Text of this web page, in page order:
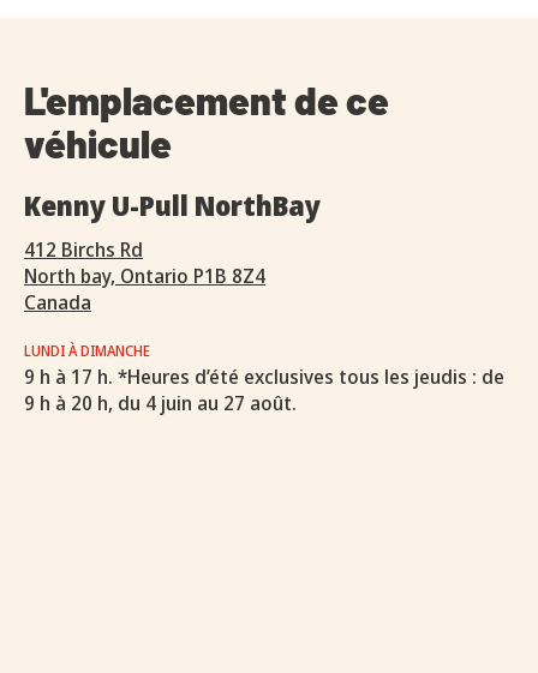
L'emplacement de ce
véhicule
Kenny U-Pull NorthBay
412 Birchs Rd
North bay, Ontario P1B 8Z4
Canada
LUNDI À DIMANCHE
9 h à 17 h. *Heures d’été exclusives tous les jeudis : de
9 h à 20 h, du 4 juin au 27 août.